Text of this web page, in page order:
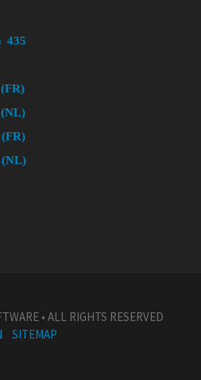
435
• ALL RIGHTS RESERVED
SITEMAP